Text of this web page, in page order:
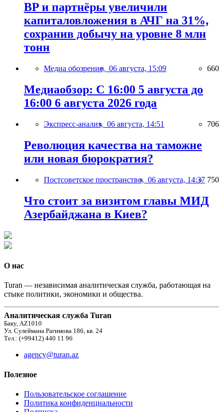
BP и партнёры увеличили
капиталовложения в АЧГ на 31%,
сохранив добычу на уровне 8 млн
тонн
Медиа обозрение, 06 августа, 15:09 660
Медиаобзор: С 16:00 5 августа до
16:00 6 августа 2026 года
Экспресс-анализ, 06 августа, 14:51 706
Революция качества на таможне
или новая бюрократия?
Постсоветское пространство, 06 августа, 14:37 750
Что стоит за визитом главы МИД
Азербайджана в Киев?
О нас
Turan — независимая аналитическая служба, работающая на
стыке политики, экономики и общества.
Аналитическая служба Turan
Баку, AZ1010
Ул. Сулеймана Рагимова 186, кв. 24
Тел.: (+99412) 440 11 96
agency@turan.az
Полезное
Пользовательское соглашение
Политика конфиденциальности